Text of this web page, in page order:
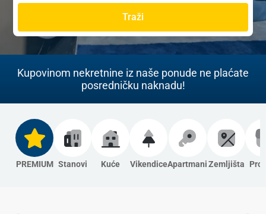
Traži
Kupovinom nekretnine iz naše ponude ne plaćate
posredničku naknadu!
PREMIUM Stanovi Kuće VikendiceApartmaniZemljišta